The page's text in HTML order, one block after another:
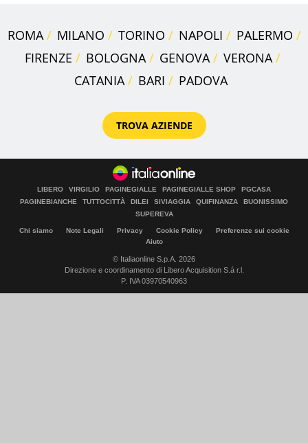
ROMA MILANO TORINO NAPOLI
PALERMO
FIRENZE
BOLOGNA GENOVA
VERONA
CATANIA
BARI PADOVA
TROVA AZIENDE
LIBERO VIRGILIO PAGINEGIALLE PAGINEGIALLE SHOP
PGCASA
PAGINEBIANCHE
TUTTOCITTÀ DILEI SIVIAGGIA QUIFINANZA
BUONISSIMO
SUPEREVA
Chi siamo Note Legali Privacy Cookie Policy
Preferenze sui cookie
Aiuto
© Italiaonline S.p.A. 2026
Direzione e coordinamento di Libero Acquisition S.á r.l.
P. IVA 03970540963